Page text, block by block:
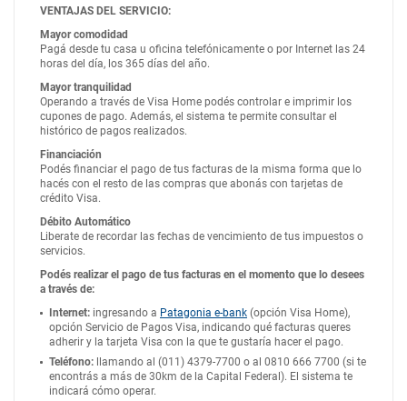
VENTAJAS DEL SERVICIO:
Mayor comodidad
Pagá desde tu casa u oficina telefónicamente o por Internet las 24
horas del día, los 365 días del año.
Mayor tranquilidad
Operando a través de Visa Home podés controlar e imprimir los
cupones de pago. Además, el sistema te permite consultar el
histórico de pagos realizados.
Financiación
Podés financiar el pago de tus facturas de la misma forma que lo
hacés con el resto de las compras que abonás con tarjetas de
crédito Visa.
Débito Automático
Liberate de recordar las fechas de vencimiento de tus impuestos o
servicios.
Podés realizar el pago de tus facturas en el momento que lo desees
a través de:
Internet: ingresando a Patagonia e-bank (opción Visa Home),
opción Servicio de Pagos Visa, indicando qué facturas queres
adherir y la tarjeta Visa con la que te gustaría hacer el pago.
Teléfono: llamando al (011) 4379-7700 o al 0810 666 7700 (si te
encontrás a más de 30km de la Capital Federal). El sistema te
indicará cómo operar.